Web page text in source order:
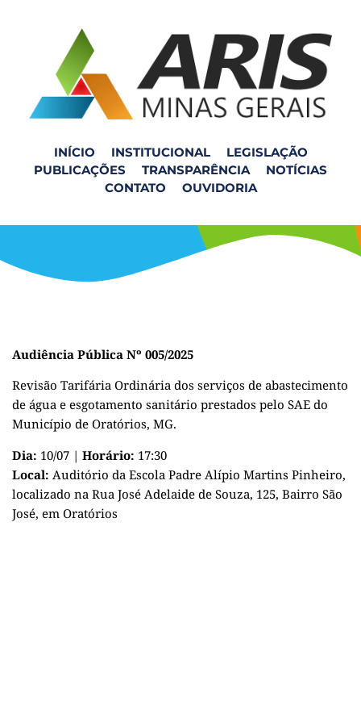
INÍCIO INSTITUCIONAL
LEGISLAÇÃO
PUBLICAÇÕES
TRANSPARÊNCIA
NOTÍCIAS
CONTATO
OUVIDORIA
Audiência Pública Nº
Audiência Pública Nº 005/2025
Revisão Tarifária Ordinária dos serviços de abastecimento
de água e esgotamento sanitário prestados pelo SAE do
Município de Oratórios, MG.
Dia: 10/07 | Horário: 17:30
Local: Auditório da Escola Padre Alípio Martins Pinheiro,
localizado na Rua José Adelaide de Souza, 125, Bairro São
José, em Oratórios